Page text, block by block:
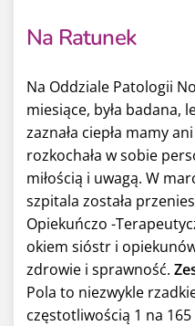
Na Ratunek
Na Oddziale Patologii
miesiące, była badana,
zaznała ciepła mamy
rozkochała w sobie
miłością i uwagą. W
szpitala została
Opiekuńczo -
okiem sióstr i
zdrowie i sprawność.
Pola to niezwykle
częstotliwością 1 na